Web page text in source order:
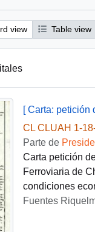
view Table view
CL CLUAH 1-
Parte de
Carta petición
Ferroviaria de
condiciones
Fuentes